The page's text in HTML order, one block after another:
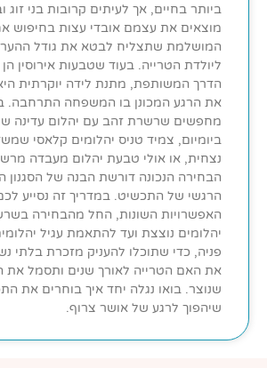
ביותר בחיים, אך לעיתים קרובות בני זוג
מוצאים את עצמם אובדי עצות בחיפוש
המושלמת שתצליח לבטא את גודל
ליולדת הטרייה. בעוד שטבעות אירוסין
הדרך המשותפת, מתנת לידה יוקרתית
את הרגע המכונן בו המשפחה התרחבה.
מחפשים שרשרת זהב עם יהלום עדינה
ביומיום, צמיד טניס יהלומים קלאסי
נצחית, או אולי טבעת יהלום מעבדה
הבחירה הנכונה דורשת הבנה של הסגנון
הרגשי של התכשיט. במדריך זה נסייע לכם
האפשרויות השונות, החל מהבחירה
יהלומים נוצצת ועד להתאמת עגיל
פניה, כדי שתוכלו להעניק מזכרת בלתי
את האם הטרייה לאורך שנים ותסמל את
שנוצר. בואו נגלה יחד איך בוחרים את
שיהפוך לרגע של אושר צרוף.